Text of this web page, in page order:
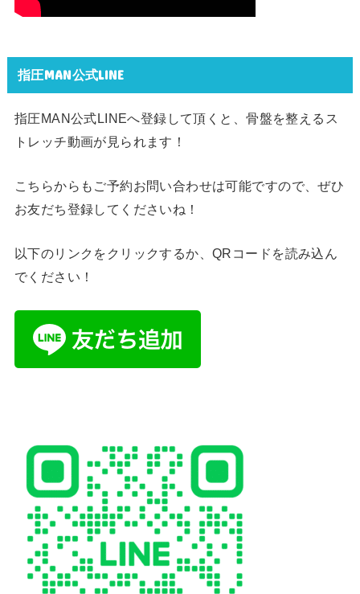
指圧MAN公式LINE
指圧MAN公式LINEへ登録して頂くと、骨盤を整えるス
トレッチ動画が見られます！
こちらからもご予約お問い合わせは可能ですので、ぜひ
お友だち登録してくださいね！
以下のリンクをクリックするか、QRコードを読み込ん
でください！